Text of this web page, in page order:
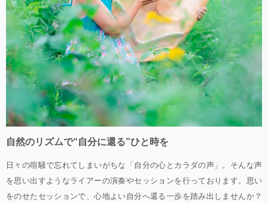
自然のリズムで“自分に還る”ひと時を
日々の喧騒で忘れてしまいがちな「自分の心とカラダの声」。そんな声
を思い出すようなライアーの演奏やセッションを行っております。思い
をのせたセッションで、心地よい自分へ還る一歩を踏み出しませんか？